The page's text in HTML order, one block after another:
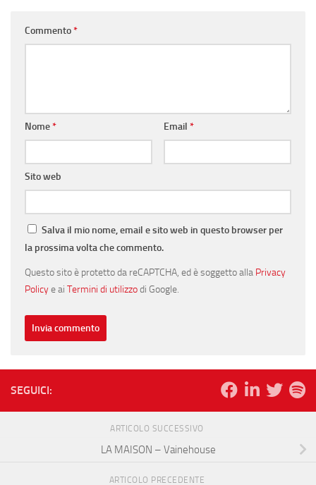
Commento*
Nome* Email *
Sito web
Salva il mio nome, email e sito web in questo browser per
la prossima volta che commento.
Questo sito è protetto da reCAPTCHA, ed è soggetto alla Privacy
Policye ai Termini di utilizzodi Google.
SEGUICI:
ARTICOLO SUCCESSIVO
LA MAISON – Vainehouse
ARTICOLO PRECEDENTE